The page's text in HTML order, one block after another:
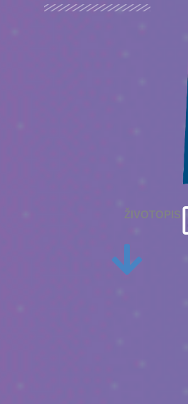
ŽIVOTOPIS